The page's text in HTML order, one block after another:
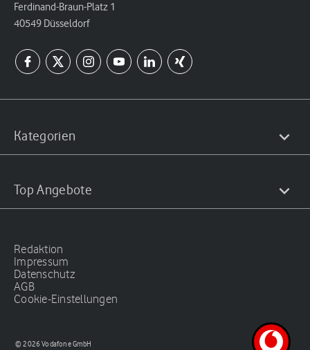
Ferdinand-Braun-Platz 1
40549 Düsseldorf
Kategorien
Top Angebote
Redaktion
Impressum
Datenschutz
AGB
Cookie-Einstellungen
© 2026 Vodafone GmbH